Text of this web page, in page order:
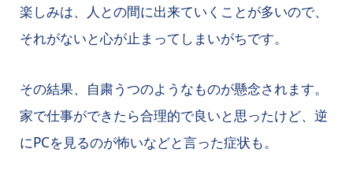
楽しみは、人との間に出来ていくことが多いので、
それがないと心が止まってしまいがちです。
その結果、自粛うつのようなものが懸念されます。
家で仕事ができたら合理的で良いと思ったけど、逆
にPCを見るのが怖いなどと言った症状も。